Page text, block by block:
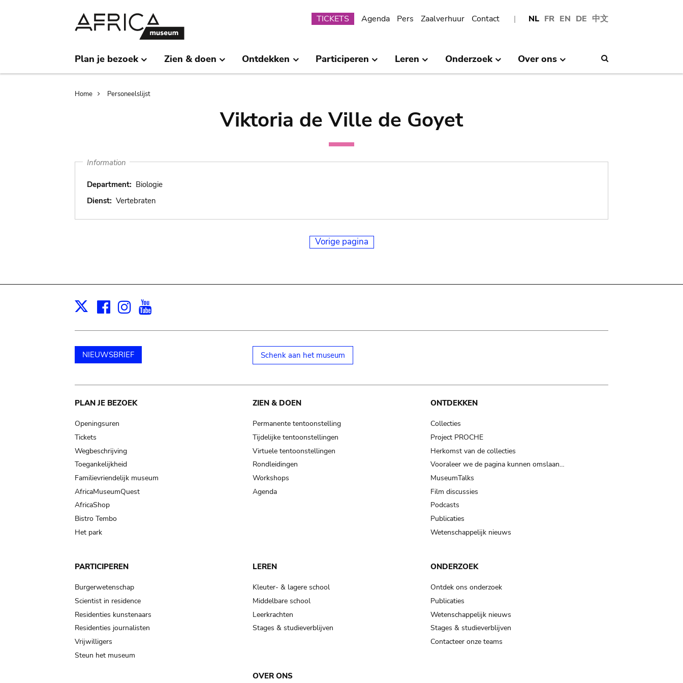
NL FR EN DE 中文
Submenu
TICKETS Agenda Pers Zaalverhuur Contact
Plan je bezoek Zien & doen Ontdekken Participeren Leren Onderzoek Over ons
Breadcrumb
Home Personeelslijst
Viktoria de Ville de Goyet
Information
Department: Biologie
Dienst: Vertebraten
Vorige pagina
X Facebook
Instagram
NIEUWSBRIEF Schenk aan het museum
Main
navigation
PLAN JE BEZOEK
Openingsuren
Tickets
Wegbeschrijving
Toegankelijkheid
Familievriendelijk museum
AfricaMuseumQuest
AfricaShop
Bistro Tembo
Het park
ZIEN & DOEN
Permanente tentoonstelling
Tijdelijke tentoonstellingen
Virtuele tentoonstellingen
Rondleidingen
Workshops
Agenda
ONTDEKKEN
Collecties
Project PROCHE
Herkomst van de collecties
Vooraleer we de pagina kunnen omslaan…
MuseumTalks
Film discussies
Podcasts
Publicaties
Wetenschappelijk nieuws
PARTICIPEREN
Burgerwetenschap
Scientist in residence
Residenties kunstenaars
Residenties journalisten
Vrijwilligers
Steun het museum
LEREN
Kleuter- & lagere school
Middelbare school
Leerkrachten
Stages & studieverblijven
ONDERZOEK
Ontdek ons onderzoek
Publicaties
Wetenschappelijk nieuws
Stages & studieverblijven
Contacteer onze teams
OVER ONS